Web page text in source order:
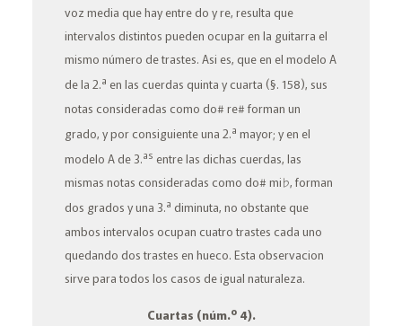
voz media que hay entredo yre, resulta que
intervalos distintos pueden ocupar en la guitarra el
mismo número de trastes. Asi es, que en el modelo A
de la 2.a en las cuerdas quinta ycuarta (§. 158), sus
notas consideradas como do# re# forman un
grado, y por consiguiente una 2.a mayor; y en el
modelo Ade 3.as entre las dichas cuerdas, las
mismas notas consideradas como do# mi♭, forman
dos grados y una 3.a diminuta, no obstante que
ambos intervalos ocupan cuatro trastes cada uno
quedando dos trastes en hueco. Esta observacion
sirve para todos los casos de igual naturaleza.
Cuartas (núm.o4).